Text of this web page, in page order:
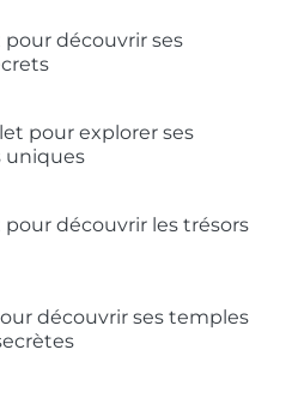
découvrir ses
pour explorer ses
uniques
découvrir les trésors
découvrir ses temples